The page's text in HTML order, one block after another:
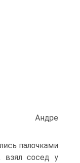
палочками
взял сосед у